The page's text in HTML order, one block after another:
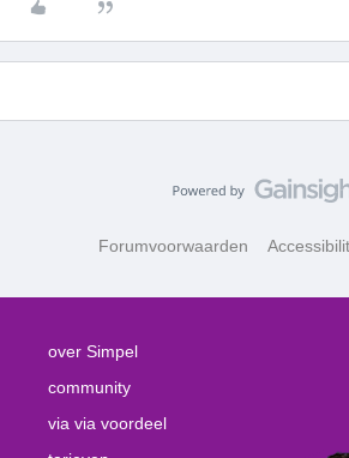
Forumvoorwaarden
over Simpel
community
via via voordeel